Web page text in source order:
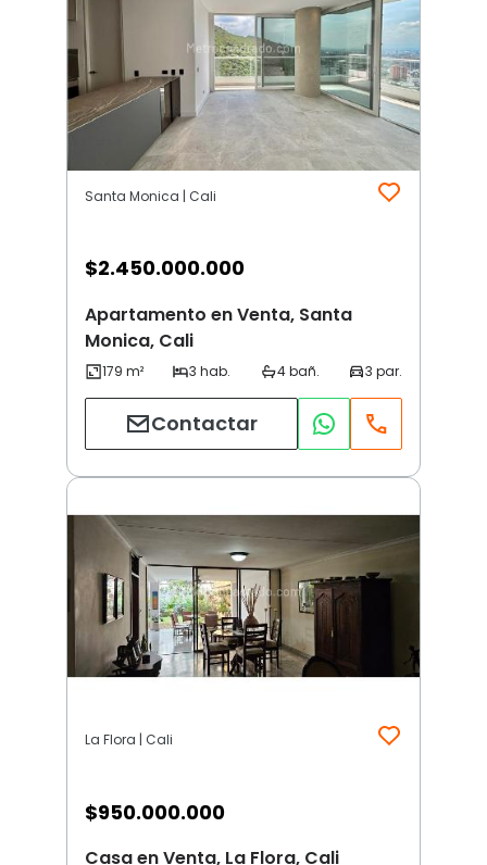
Santa Monica | Cali
$2.450.000.000
Apartamento en Venta, Santa
Monica, Cali
Contactar
La Flora | Cali
$950.000.000
Casa en Venta, La Flora, Cali